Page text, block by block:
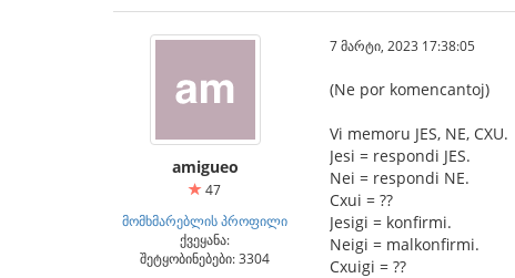
amigueo
47
მომხმარებლის პროფილი
ქვეყანა:
შეტყობინებები: 3304
7 მარტი, 2023 17:38:05
(Ne por komencantoj)
Vi memoru JES, NE, CXU.
Jesi = respondi JES.
Nei = respondi NE.
Cxui = ??
Jesigi = konfirmi.
Neigi = malkonfirmi.
Cxuigi = ??